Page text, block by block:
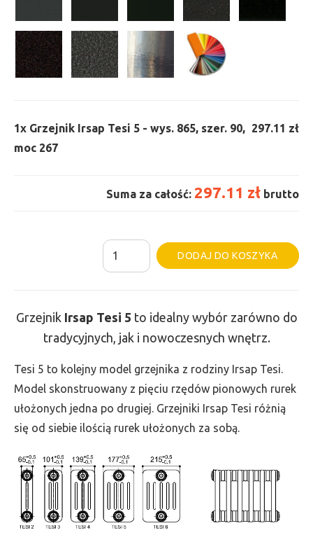
1x Grzejnik Irsap Tesi 5 - wys. 865, szer. 90,
moc 267
297.11 zł
Suma za całość: 297.11 zł brutto
ilość
Grzejnik
-
wys.
865,
szer.
90,
267
DODAJ DO KOSZYKA
Grzejnik Irsap Tesi 5 to idealny wybór zarówno do
tradycyjnych, jak i nowoczesnych wnętrz.
Tesi 5 to kolejny model grzejnika z rodziny Irsap Tesi.
Model skonstruowany z pięciu rzędów pionowych rurek
ułożonych jedna po drugiej. Grzejniki Irsap Tesi różnią
się od siebie ilością rurek ułożonych za sobą.